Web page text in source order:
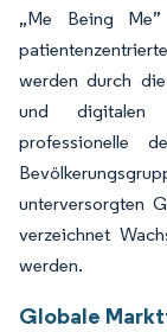
„Me Being
werden durch
und digitalen
professionelle
unterversorgten
verzeichnet
werden.
Globale